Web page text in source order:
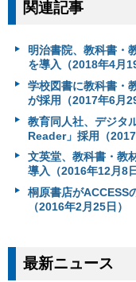
関連記事
明治書院、教科書・
を導入（2018年4月
学校図書に教科書・
が採用（2017年6月29
教育同人社、デジタ
Reader」採用（2017
文英堂、教科書・教
導入（2016年12月8日
桐原書店がACCESS
（2016年2月25日）
最新ニュース